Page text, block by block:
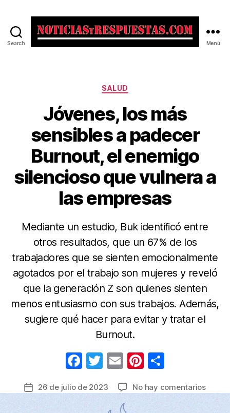
Search Menú
Categorías
SALUD
Jóvenes, los más
sensibles a padecer
Burnout, el enemigo
silencioso que vulnera a
las empresas
Mediante un estudio, Buk identificó entre
otros resultados, que un 67% de los
trabajadores que se sienten emocionalmente
agotados por el trabajo son mujeres y reveló
que la generación Z son quienes sienten
menos entusiasmo con sus trabajos. Además,
sugiere qué hacer para evitar y tratar el
Burnout.
F
c
T
itt
E
ail
Pi
er m
Fecha26 de julio de 2023 No hay comentariosen